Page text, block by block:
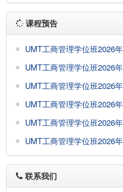
课程预告
UMT工商管理学位班2026
UMT工商管理学位班2026
UMT工商管理学位班2026
UMT工商管理学位班2026
UMT工商管理学位班2026
UMT工商管理学位班2026
联系我们